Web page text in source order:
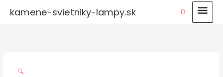
kamene-svietniky-lampy.sk 0
🔍